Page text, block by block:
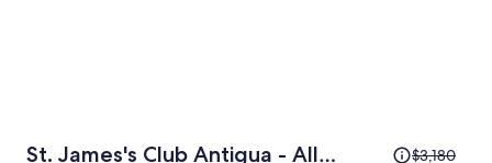
St. James's Club Antigua - All
El
$3,180